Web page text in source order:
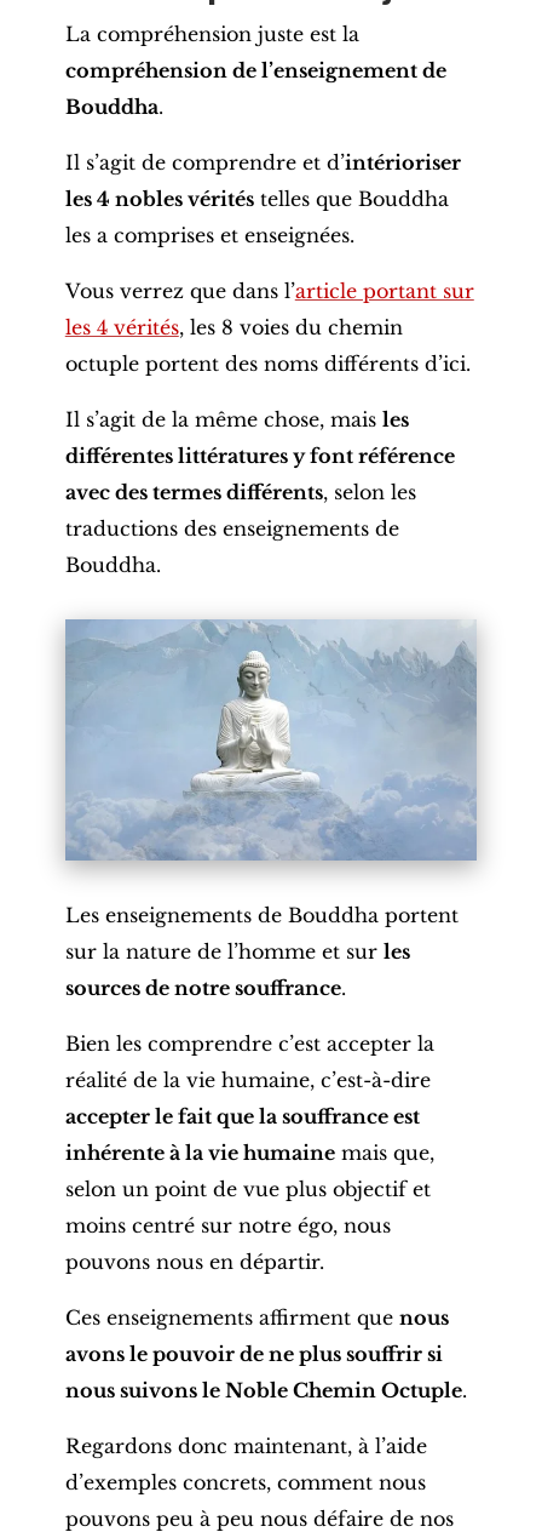
La compréhension juste est la
compréhension de l’enseignement de
Bouddha.
Il s’agit de comprendre et d’intérioriser
les 4 nobles véritéstelles que Bouddha
les a comprises et enseignées.
Vous verrez que dans l’article portant sur
les 4 vérités, les 8 voies du chemin
octuple portent des noms différents d’ici.
Il s’agit de la même chose, mais les
différentes littératures y font référence
avec des termes différents, selon les
traductions des enseignements de
Bouddha.
Les enseignements de Bouddha portent
sur la nature de l’homme et sur les
sources de notre souffrance.
Bien les comprendre c’est accepter la
réalité de la vie humaine, c’est-à-dire
accepter le fait que la souffrance est
inhérente à la vie humainemais que,
selon un point de vue plus objectif et
moins centré sur notre égo, nous
pouvons nous en départir.
Ces enseignements affirment que nous
avons le pouvoir de ne plus souffrir si
nous suivons le Noble Chemin Octuple.
Regardons donc maintenant, à l’aide
d’exemples concrets, comment nous
pouvons peu à peu nous défaire de nos